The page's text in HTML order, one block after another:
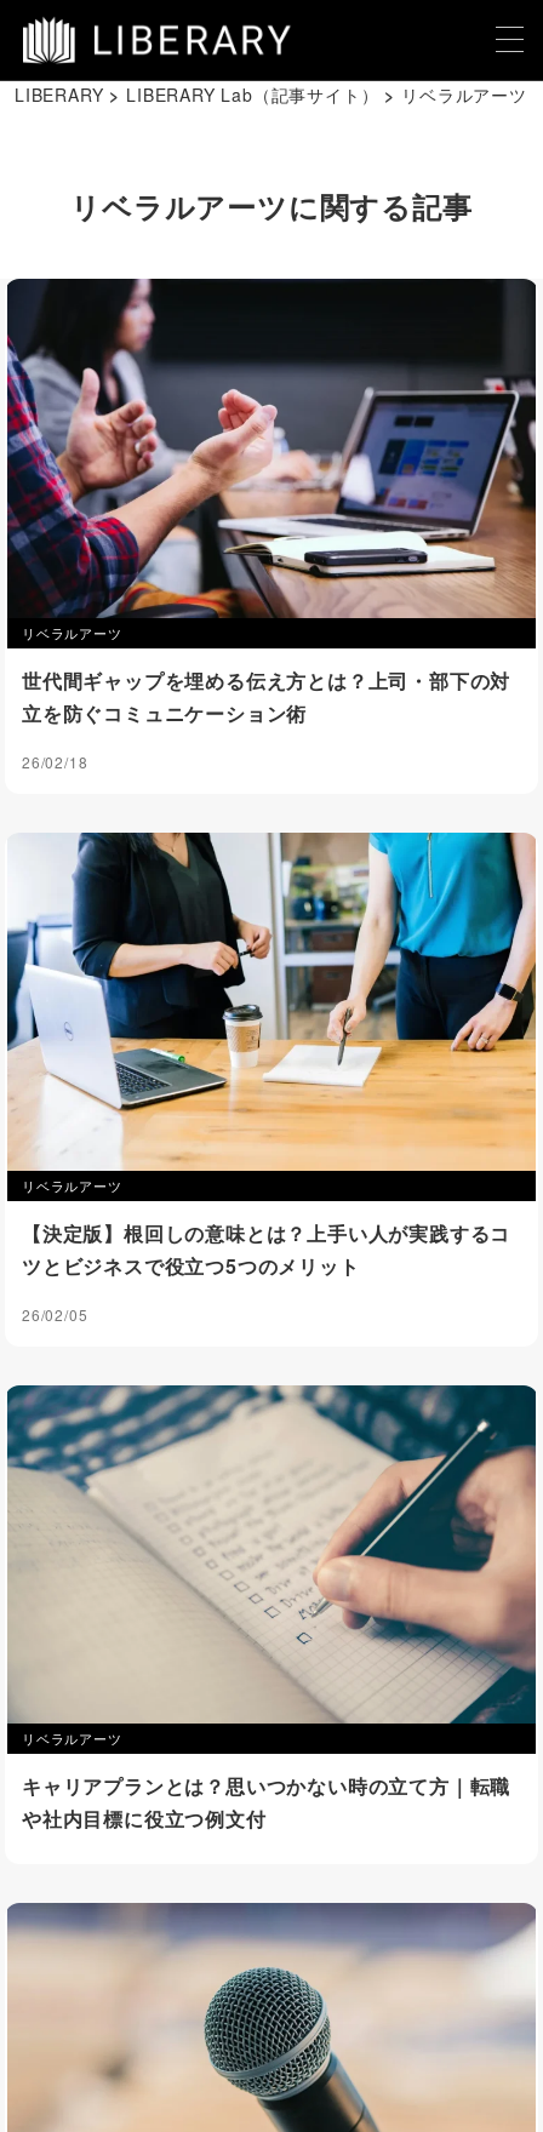
LIBERARY LIBERARY Lab（記事サイト） リベラルアーツ
リベラルアーツに関する記事
リベラルアーツ
世代間ギャップを埋める伝え方とは？上司・部下の対
立を防ぐコミュニケーション術
26/02/18
リベラルアーツ
【決定版】根回しの意味とは？上手い人が実践するコ
ツとビジネスで役立つ5つのメリット
26/02/05
リベラルアーツ
キャリアプランとは？思いつかない時の立て方｜転職
や社内目標に役立つ例文付